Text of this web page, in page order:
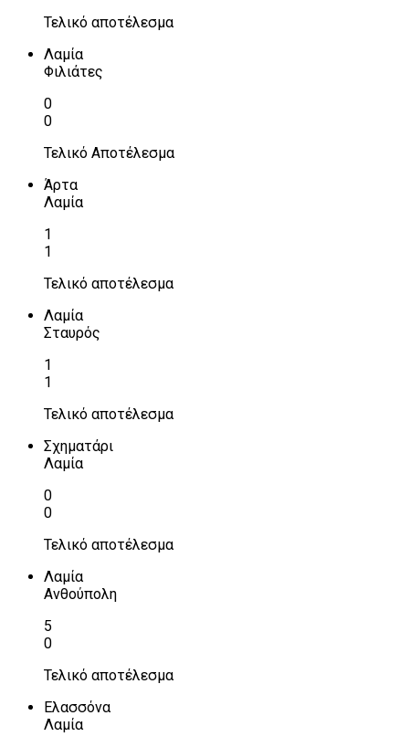
Τελικό αποτέλεσμα
Λαμία
Φιλιάτες
0
0
Τελικό Αποτέλεσμα
Άρτα
Λαμία
1
1
Τελικό αποτέλεσμα
Λαμία
Σταυρός
1
1
Τελικό αποτέλεσμα
Σχηματάρι
Λαμία
0
0
Τελικό αποτέλεσμα
Λαμία
Ανθούπολη
5
0
Τελικό αποτέλεσμα
Ελασσόνα
Λαμία